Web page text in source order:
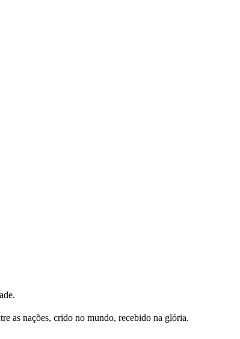
as nações, crido no mundo, recebido na glória.